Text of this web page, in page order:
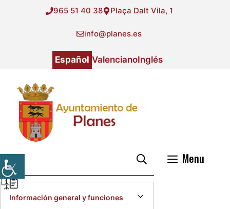
965 51 40 38 Plaça Dalt Vila, 1
info@planes.es
Español ValencianoInglés
Menu
Información general y funciones